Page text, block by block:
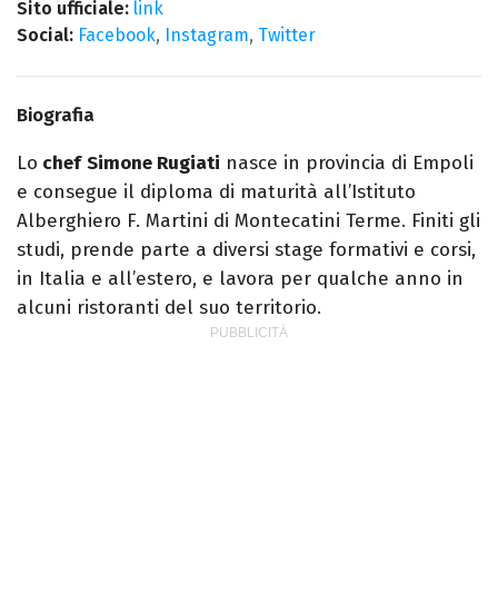
Sito ufficiale: link
Social: Facebook, Instagram, Twitter
Biografia
Lo chef Simone Rugiati nasce in provincia di Empoli
e consegue il diploma di maturità all’Istituto
Alberghiero F. Martini di Montecatini Terme. Finiti gli
studi, prende parte a diversi stage formativi e corsi,
in Italia e all’estero, e lavora per qualche anno in
alcuni ristoranti del suo territorio.